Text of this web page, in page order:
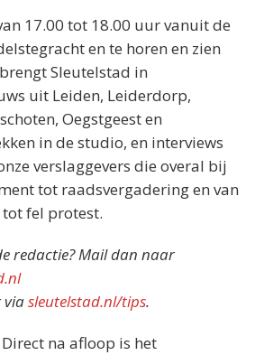
17.00 tot 18.00 uur vanuit de
en te horen en zien
Sleutelstad in
uit Leiden, Leiderdorp,
Oegstgeest en
in de studio, en interviews
verslaggevers die overal bij
tot raadsvergadering en van
fel protest.
redactie? Mail dan naar
viasleutelstad.nl/tips.
na afloop is het